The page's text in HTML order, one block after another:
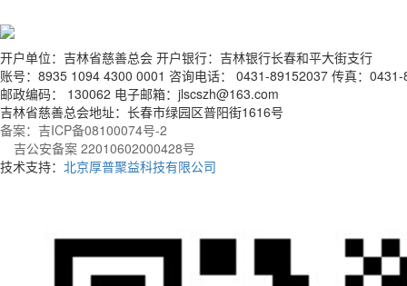
开户单位：吉林省慈善总会 开户银行：吉林银行长春和平大街支行
账号：8935 1094 4300 0001 咨询电话： 0431-89152037 传真：
邮政编码： 130062 电子邮箱：jlscszh@163.com
吉林省慈善总会地址：长春市绿园区普阳街1616号
备案：吉ICP备08100074号-2
吉公安备案 22010602000428号
技术支持： 北京厚普聚益科技有限公司